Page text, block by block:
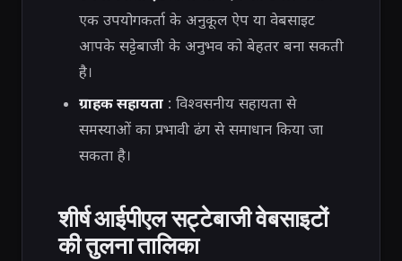
एक उपयोगकर्ता के अनुकूल ऐप या वेबसाइट
आपके सट्टेबाजी के अनुभव को बेहतर बना सकती
है।
ग्राहक सहायता: विश्वसनीय सहायता से
समस्याओं का प्रभावी ढंग से समाधान किया जा
सकता है।
शीर्ष आईपीएल सट्टेबाजी वेबसाइटों
की तुलना तालिका